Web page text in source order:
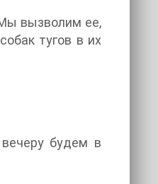
Мы вызволим ее,
тугов в их
будем в